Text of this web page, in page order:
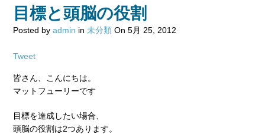
目標と頭脳の役割
Posted by admin in 未分類 On 5月 25, 2012
Tweet
皆さん、こんにちは。
マットフューリーです
目標を達成したい場合、
頭脳の役割は2つあります。